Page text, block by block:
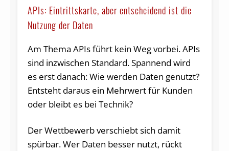
APIs: Eintrittskarte, aber entscheidend ist die
Nutzung der Daten
Am Thema APIs führt kein Weg vorbei. APIs
sind inzwischen Standard. Spannend wird
es erst danach: Wie werden Daten genutzt?
Entsteht daraus ein Mehrwert für Kunden
oder bleibt es bei Technik?
Der Wettbewerb verschiebt sich damit
spürbar. Wer Daten besser nutzt, rückt